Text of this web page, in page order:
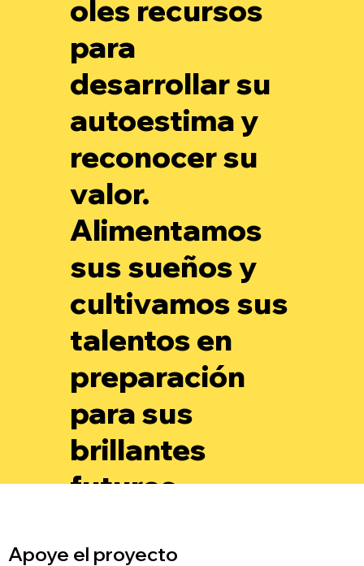
oles recursos
para
desarrollar su
autoestima y
reconocer su
valor.
Alimentamos
sus sueños y
cultivamos sus
talentos en
preparación
para sus
brillantes
futuros.
Apoye el proyecto